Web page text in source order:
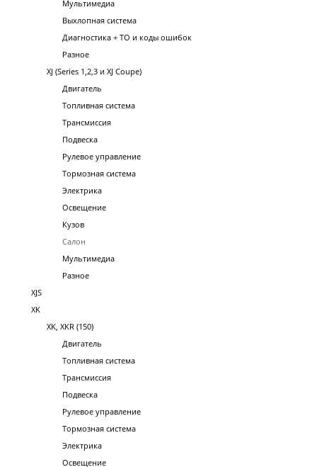
Мультимедиа
Выхлопная система
Диагностика + ТО и коды ошибок
Разное
XJ (Series 1,2,3 и XJ Coupe)
Двигатель
Топливная система
Трансмиссия
Подвеска
Рулевое управление
Тормозная система
Электрика
Освещение
Кузов
Салон
Мультимедиа
Разное
XJS
XK
XK, XKR (150)
Двигатель
Топливная система
Трансмиссия
Подвеска
Рулевое управление
Тормозная система
Электрика
Освещение